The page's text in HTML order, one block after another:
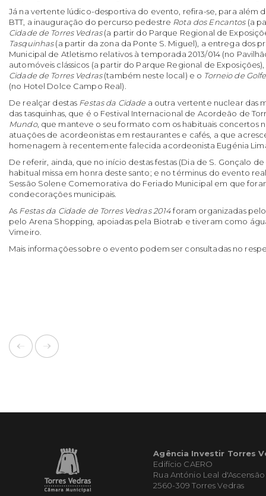
Já na vertente lúdico-desportiva do evento, refira-se, para além
BTT, a inauguração do percurso pedestre Rota dos Encantos(a
Cidade de Torres Vedras(a partir do Parque Regional de
Tasquinhas(a partir da zona da Ponte S. Miguel), a entrega dos
Municipal de Atletismo relativos à temporada 2013/014 (no
automóveis clássicos (a partir do Parque Regional de
Cidade de Torres Vedras(também neste local) e o Torneio de
(no Hotel Dolce Campo Real).
De realçar destas Festas da Cidade a outra vertente nuclear das
das tasquinhas, que é o Festival Internacional de Acordeão de
Mundo, que manteve o seu formato com os habituais concertos
atuações de acordeonistas em restaurantes e cafés, a que
homenagem à recentemente falecida acordeonista Eugénia
De referir, ainda, que no início destas festas (Dia de S. Gonçalo
habitual missa em honra deste santo; e no términus do evento
Sessão Solene Comemorativa do Feriado Municipal em que
condecorações municipais.
As Festas da Cidade de Torres Vedras 2014foram organizadas
pelo Arena Shopping, apoiadas pela Biotrab e tiveram como
Vimeiro.
Mais informações sobre o evento podem ser consultadas no
Agência Investir Torres
Edifício CAERO
Rua António Leal d'Ascensão
2560-309 Torres Vedras